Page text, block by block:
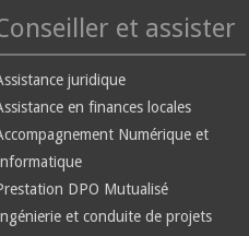
et assister
juridique
en finances locales
Numérique et
DPO Mutualisé
et conduite de projets